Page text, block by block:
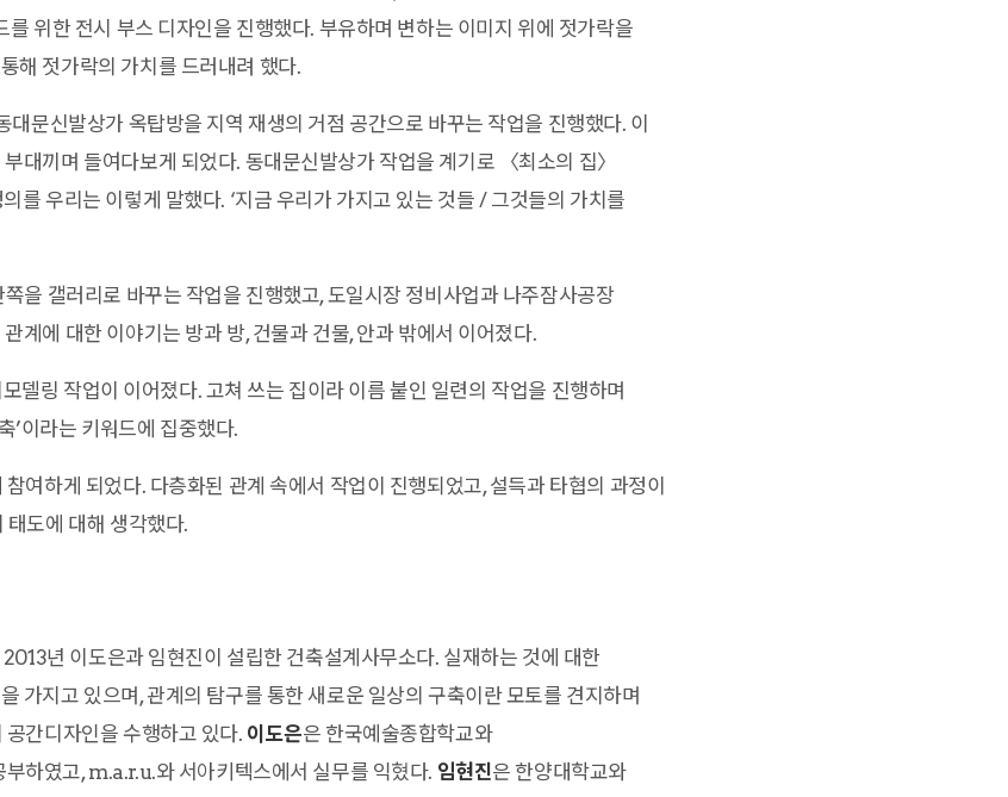
를 위한 전시 부스 디자인을 진행했다. 부유하며 변하는 이미지 위에 젓가락을
해 젓가락의 가치를 드러내려 했다.
문신발상가 옥탑방을 지역 재생의 거점 공간으로 바꾸는 작업을 진행했다. 이
대끼며 들여다보게 되었다. 동대문신발상가 작업을 계기로 〈최소의 집〉
를 우리는 이렇게 말했다. ‘지금 우리가 가지고 있는 것들 / 그것들의 가치를
을 갤러리로 바꾸는 작업을 진행했고, 도일시장 정비사업과 나주잠사공장
계에 대한 이야기는 방과 방, 건물과 건물, 안과 밖에서 이어졌다.
델링 작업이 이어졌다. 고쳐 쓰는 집이라 이름 붙인 일련의 작업을 진행하며
’이라는 키워드에 집중했다.
여하게 되었다. 다층화된 관계 속에서 작업이 진행되었고, 설득과 타협의 과정이
태도에 대해 생각했다.
년 이도은과 임현진이 설립한 건축설계사무소다. 실재하는 것에 대한
가지고 있으며, 관계의 탐구를 통한 새로운 일상의 구축이란 모토를 견지하며
공간디자인을 수행하고 있다. 이도은은 한국예술종합학교와
하였고, m.a.r.u.와 서아키텍스에서 실무를 익혔다. 임현진은 한양대학교와